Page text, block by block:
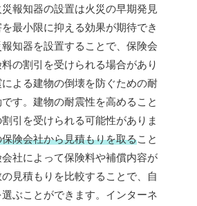
報知器の設置は火災の早期発見
最小限に抑える効果が期待でき
知器を設置することで、保険会
の割引を受けられる場合があり
よる建物の倒壊を防ぐための耐
す。建物の耐震性を高めること
引を受けられる可能性がありま
険会社から見積もりを取ること
社によって保険料や補償内容が
見積もりを比較することで、自
ぶことができます。インターネ